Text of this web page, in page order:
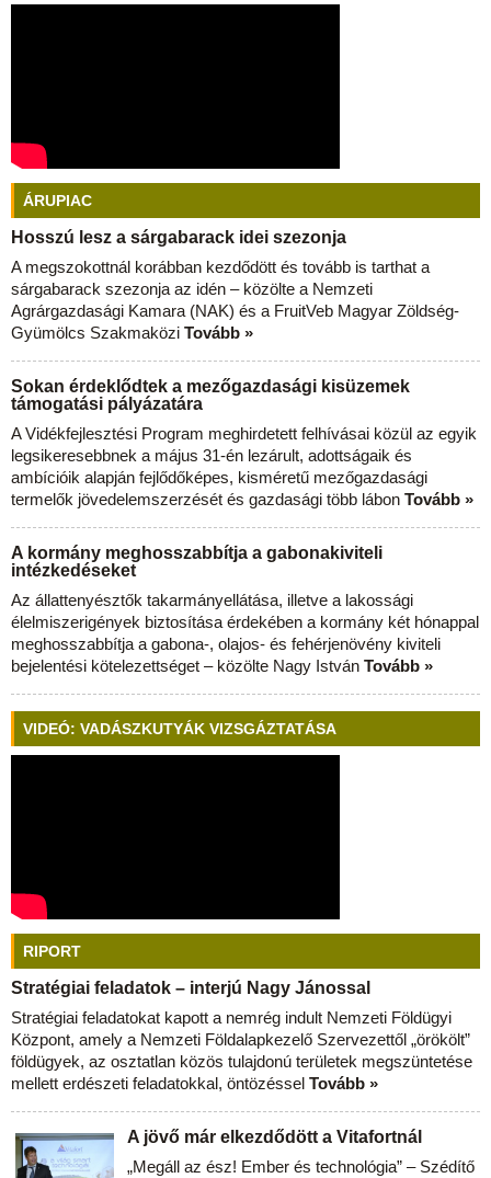
ÁRUPIAC
Hosszú lesz a sárgabarack idei szezonja
A megszokottnál korábban kezdődött és tovább is tarthat a
sárgabarack szezonja az idén – közölte a Nemzeti
Agrárgazdasági Kamara (NAK) és a FruitVeb Magyar Zöldség-
Gyümölcs Szakmaközi Tovább »
Sokan érdeklődtek a mezőgazdasági kisüzemek
támogatási pályázatára
A Vidékfejlesztési Program meghirdetett felhívásai közül az egyik
legsikeresebbnek a május 31-én lezárult, adottságaik és
ambícióik alapján fejlődőképes, kisméretű mezőgazdasági
termelők jövedelemszerzését és gazdasági több lábon Tovább »
A kormány meghosszabbítja a gabonakiviteli
intézkedéseket
Az állattenyésztők takarmányellátása, illetve a lakossági
élelmiszerigények biztosítása érdekében a kormány két hónappal
meghosszabbítja a gabona-, olajos- és fehérjenövény kiviteli
bejelentési kötelezettséget – közölte Nagy István Tovább »
VIDEÓ: VADÁSZKUTYÁK VIZSGÁZTATÁSA
RIPORT
Stratégiai feladatok – interjú Nagy Jánossal
Stratégiai feladatokat kapott a nemrég indult Nemzeti Földügyi
Központ, amely a Nemzeti Földalapkezelő Szervezettől „örökölt”
földügyek, az osztatlan közös tulajdonú területek megszüntetése
mellett erdészeti feladatokkal, öntözéssel Tovább »
A jövő már elkezdődött a Vitafortnál
„Megáll az ész! Ember és technológia” – Szédítő